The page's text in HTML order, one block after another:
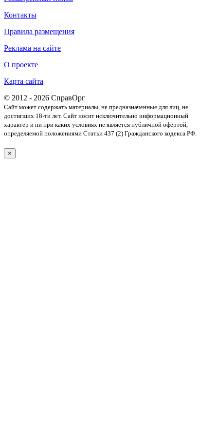
Контакты
Правила размещения
Реклама на сайте
О проекте
Карта сайта
© 2012 - 2026 СправОрг
Сайт может содержать материалы, не предназначенные для лиц, не
достигших 18-ти лет. Cайт носит исключительно информационный
характер и ни при каких условиях не является публичной офертой,
определяемой положениями Статьи 437 (2) Гражданского кодекса РФ.
×